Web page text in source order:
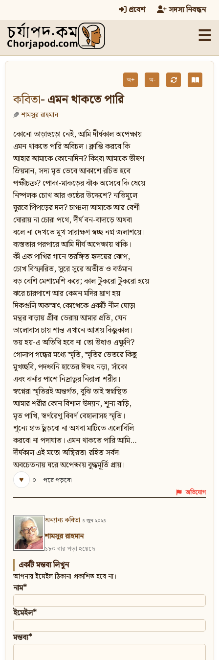
প্রবেশ সদস্য নিবন্ধন
☰
অ+ অ-
কবিতা- এমন থাকতে পারি
শামসুর রাহমান
কোনো তাড়াহুড়ো নেই, আমি দীর্ঘকাল অপেক্ষায়
এমন থাকতে পারি অবিচল। ক্লান্তি করবে কি
আহার আমাকে কোনোদিন? কিংবা আমাকে ভীষণ
ম্রিয়মান, সদ্য মৃত ভেবে আকাশে রচিত হবে
পক্ষীচক্র? পোকা-মাকড়ের ঝাঁক অসেবে কি ধেয়ে
নিষ্পলক চোখ আর ওষ্ঠের উদ্দেশে? নাভিমূলে
ঘুরবে পিঁপড়ের দল? চাঞ্চল্য আমাকে আর বেশী
ঘোরায় না চোরা পথে, দীর্ঘ বন-বাদাড়ে অথবা
বলে না দেখতে মুখ সারাক্ষণ স্বচ্ছ নগ্ন জলাশয়ে।
ব্যস্ততার পরপারে আমি দীর্ঘ অপেক্ষায় থাকি।
কী এক পাখির গানে তরঙ্গিত হৃদয়ের ঝোপ,
চোখ বিস্ফারিত, সুরে সুরে অতীত ও বর্তমান
বড় বেশি মেশামেশি করে; কাল টুকরো টুকরো হয়ে
ঝরে চারপাশে আর কেমন মদির ঘ্রাণ হয়
দিকগুলি অকস্মাৎ কোত্থেকে একটি নীল ঘোড়া
মন্থর বাড়ায় গ্রীবা ডেরায় আমার প্রতি, যেন
ভালোবাস চায় শান্ত এখানে আশ্রয় কিছুকাল।
ভয় হয়-এ অতিথি হবে না তো উধাও এক্ষুণি?
গোলাপ গন্ধের মধ্যে স্মৃতি, স্মৃতির ভেতরে কিছু
মুখচ্ছবি, পদধ্বনি হাতের ঈষৎ নড়া, সাঁকো
এবং ঝর্নার পাশে নিদ্রাতুর নিরালা শরীর।
স্বপ্নেরা স্মৃতিরই অন্তর্গত, বুঝি তাই স্বপ্নস্থিত
আমার শরীর কোন বিশাল উদ্যান, শূন্য বাড়ি,
মৃত পাখি, স্বর্ণরেণু বিবর্ণ বেহালাসহ স্মৃতি।
শূন্যে হাত ছুঁড়বো না অথবা মাটিতে এলোবিলি
করবো না পদাঘাত। এমন থাকতে পারি আমি…
দীর্ঘকাল এই মতো অস্থিরতা-রহিত সর্বদা
অবচেতনায় ঘরে অপেক্ষায় বুদ্ধমূর্তি প্রায়।
♥
০ পরে পড়বো
অভিযোগ
অন্যান্য কবিতা ৪ জুন ২০২৪
শামসুর রাহমান
১৮০ বার পড়া হয়েছে
একটি মন্তব্য লিখুন
আপনার ইমেইল ঠিকানা প্রকাশিত হবে না।
নাম*
ইমেইল*
মন্তব্য*